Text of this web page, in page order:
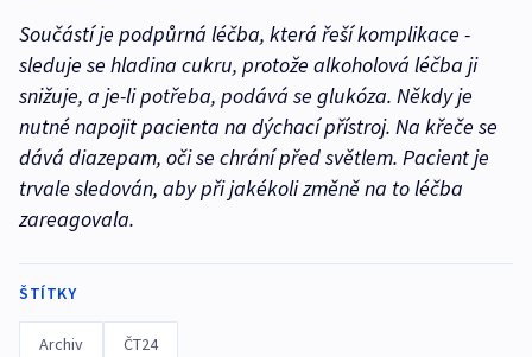
Součástí je podpůrná léčba, která řeší komplikace -
sleduje se hladina cukru, protože alkoholová léčba ji
snižuje, a je-li potřeba, podává se glukóza. Někdy je
nutné napojit pacienta na dýchací přístroj. Na křeče se
dává diazepam, oči se chrání před světlem. Pacient je
trvale sledován, aby při jakékoli změně na to léčba
zareagovala.
ŠTÍTKY
Archiv ČT24